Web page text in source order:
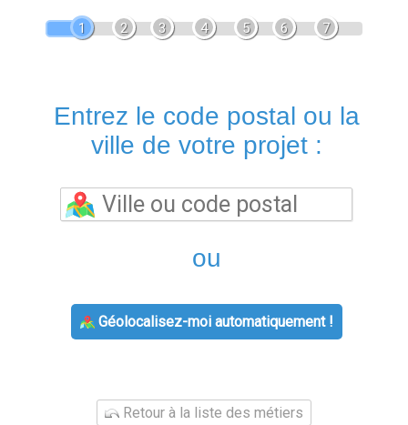
1 2 3 4 5 6 7
Entrez le code postal ou la
ville de votre projet :
ou
Géolocalisez-moi automatiquement !
Retour à la liste des métiers